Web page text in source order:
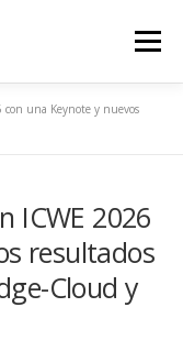
Menu
con una Keynote y nuevos
ICWE 2026
resultados
Cloud y